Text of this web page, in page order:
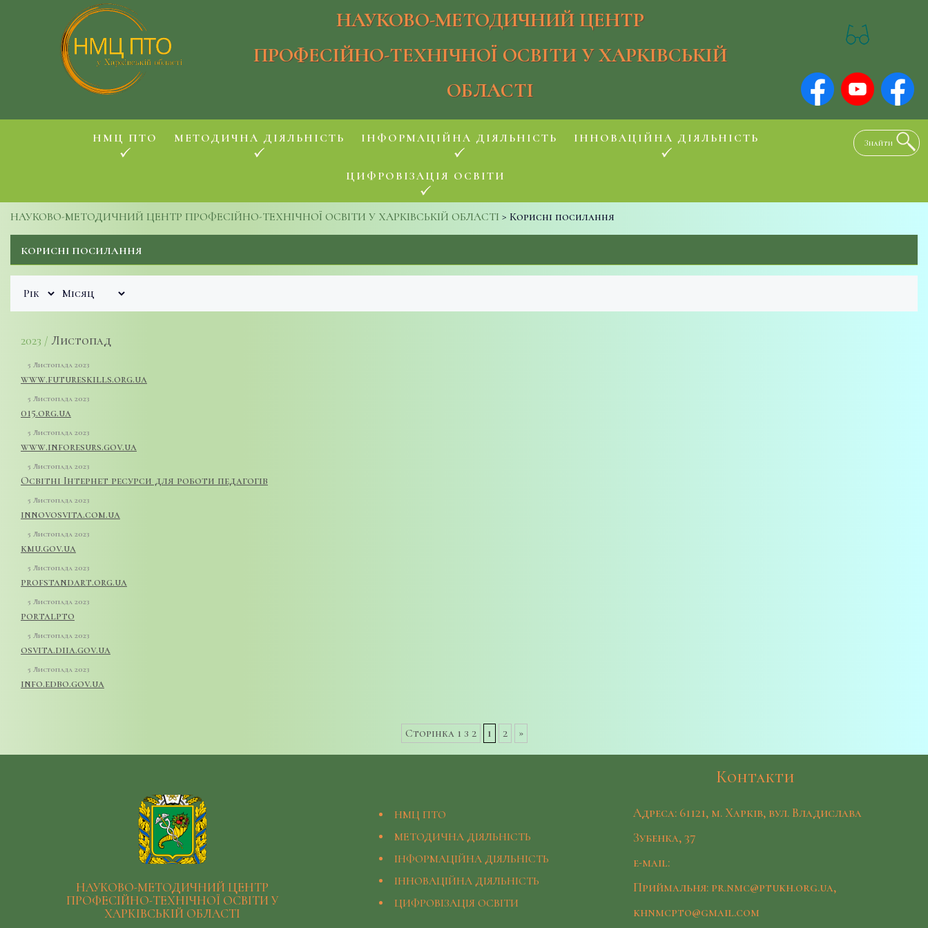
НАУКОВО-МЕТОДИЧНИЙ ЦЕНТР
ПРОФЕСІЙНО-ТЕХНІЧНОЇ ОСВІТИ У ХАРКІВСЬКІЙ
ОБЛАСТІ
НМЦ ПТО МЕТОДИЧНА ДІЯЛЬНІСТЬ ІНФОРМАЦІЙНА ДІЯЛЬНІСТЬ ІННОВАЦІЙНА ДІЯЛЬНІСТЬ
ЦИФРОВІЗАЦІЯ ОСВІТИ
НАУКОВО-МЕТОДИЧНИЙ ЦЕНТР ПРОФЕСІЙНО-ТЕХНІЧНОЇ ОСВІТИ У ХАРКІВСЬКІЙ ОБЛАСТІ > Корисні посилання
КОРИСНІ ПОСИЛАННЯ
2023 / Листопад
5 Листопада 2023
www.futureskills.org.ua
5 Листопада 2023
015.org.ua
5 Листопада 2023
www.inforesurs.gov.ua
5 Листопада 2023
Освітні Інтернет ресурси для роботи педагогів
5 Листопада 2023
innovosvita.com.ua
5 Листопада 2023
kmu.gov.ua
5 Листопада 2023
profstandart.org.ua
5 Листопада 2023
portalpto
5 Листопада 2023
osvita.diia.gov.ua
5 Листопада 2023
info.edbo.gov.ua
Сторінка 1 з 2 1 2 »
НАУКОВО-МЕТОДИЧНИЙ ЦЕНТР
ПРОФЕСІЙНО-ТЕХНІЧНОЇ ОСВІТИ У
ХАРКІВСЬКІЙ ОБЛАСТІ
НМЦ ПТО
МЕТОДИЧНА ДІЯЛЬНІСТЬ
ІНФОРМАЦІЙНА ДІЯЛЬНІСТЬ
ІННОВАЦІЙНА ДІЯЛЬНІСТЬ
ЦИФРОВІЗАЦІЯ ОСВІТИ
Контакти
Адреса: 61121, м. Харків, вул. Владислава
Зубенка, 37
e-mail:
Приймальня: pr.nmc@ptukh.org.ua,
khnmcpto@gmail.com